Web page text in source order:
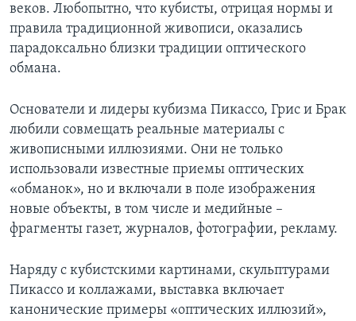
веков. Любопытно, что кубисты, отрицая нормы и
правила традиционной живописи, оказались
парадоксально близки традиции оптического
обмана.
Основатели и лидеры кубизма Пикассо, Грис и Брак
любили совмещать реальные материалы с
живописными иллюзиями. Они не только
использовали известные приемы оптических
«обманок», но и включали в поле изображения
новые объекты, в том числе и медийные –
фрагменты газет, журналов, фотографии, рекламу.
Наряду с кубистскими картинами, скульптурами
Пикассо и коллажами, выставка включает
канонические примеры «оптических иллюзий»,